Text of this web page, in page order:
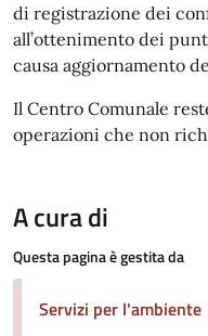
di registrazione dei
all’ottenimento dei
causa aggiornamento
Il Centro Comunale
operazioni che non
A cura di
Questa pagina è gestita da
Servizi per l'ambiente